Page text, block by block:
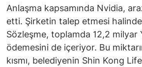
Anlaşma kapsamında Nvidia,
etti. Şirketin talep etmesi
Sözleşme, toplamda 12,2 milyar
ödemesini de içeriyor. Bu
kısmı, belediyenin Shin Kong